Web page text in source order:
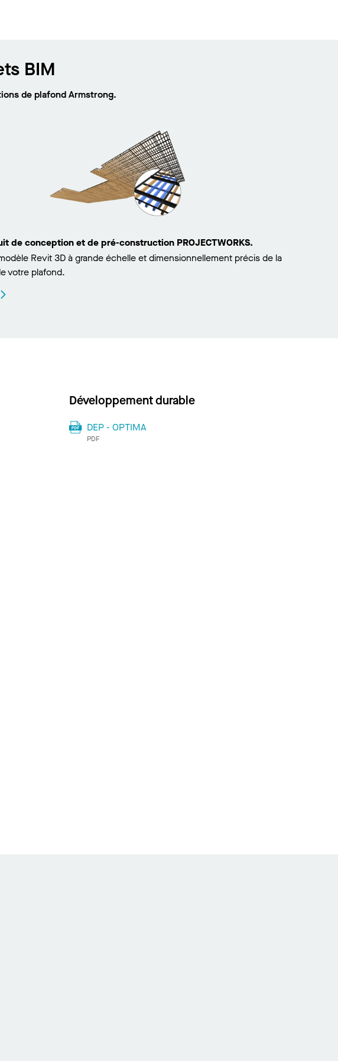
BIM
de plafond Armstrong.
de conception et de pré-construction PROJECTWORKS.
Revit 3D à grande échelle et dimensionnellement précis de la
votre plafond.
Développement durable
DEP - OPTIMA
PDF